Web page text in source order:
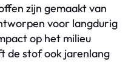
zijn gemaakt van
voor langdurig
op het milieu
de stof ook jarenlang